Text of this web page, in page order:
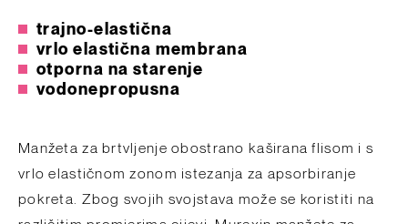
trajno-elastična
vrlo elastična membrana
otporna na starenje
vodonepropusna
Manžeta za brtvljenje obostrano kaširana flisom i s
vrlo elastičnom zonom istezanja za apsorbiranje
pokreta. Zbog svojih svojstava može se koristiti na